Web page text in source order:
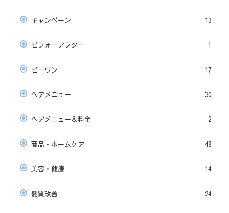
キャンペーン 13
ビフォーアフター 1
ビーワン 17
ヘアメニュー 30
ヘアメニュー＆料金 2
商品・ホームケア 48
美容・健康 14
髪質改善 24